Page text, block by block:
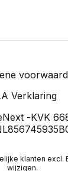
Verklaring
-KVK
klanten excl.
wijzigen.